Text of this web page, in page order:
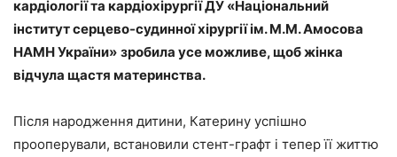
кардіології та кардіохірургіїДУ «Національний
інститут серцево-судинної хірургії ім. М.М. Амосова
НАМН України» зробила усе можливе, щоб жінка
відчула щастя материнства.
Після народження дитини, Катерину успішно
прооперували, встановили стент-графт і тепер її життю